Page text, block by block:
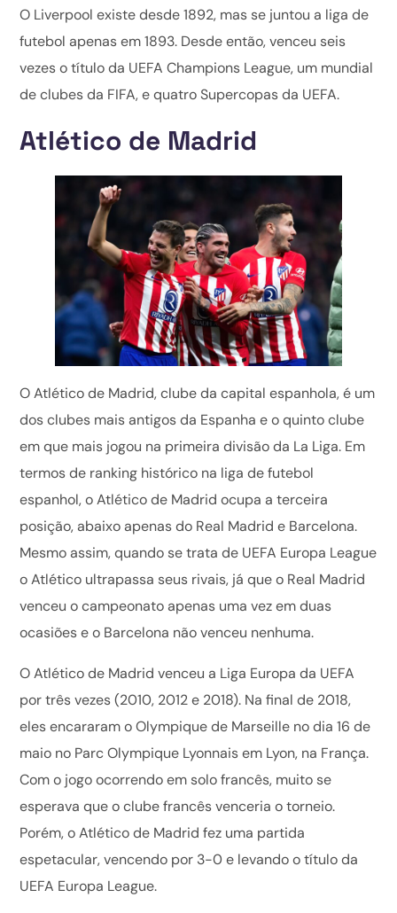
O Liverpool existe desde 1892, mas se juntou a liga de
futebol apenas em 1893. Desde então, venceu seis
vezes o título da UEFA Champions League, um mundial
de clubes da FIFA, e quatro Supercopas da UEFA.
Atlético de Madrid
O Atlético de Madrid, clube da capital espanhola, é um
dos clubes mais antigos da Espanha e o quinto clube
em que mais jogou na primeira divisão da La Liga. Em
termos de ranking histórico na liga de futebol
espanhol, o Atlético de Madrid ocupa a terceira
posição, abaixo apenas do Real Madrid e Barcelona.
Mesmo assim, quando se trata de UEFA Europa League
o Atlético ultrapassa seus rivais, já que o Real Madrid
venceu o campeonato apenas uma vez em duas
ocasiões e o Barcelona não venceu nenhuma.
O Atlético de Madrid venceu a Liga Europa da UEFA
por três vezes (2010, 2012 e 2018). Na final de 2018,
eles encararam o Olympique de Marseille no dia 16 de
maio no Parc Olympique Lyonnais em Lyon, na França.
Com o jogo ocorrendo em solo francês, muito se
esperava que o clube francês venceria o torneio.
Porém, o Atlético de Madrid fez uma partida
espetacular, vencendo por 3-0 e levando o título da
UEFA Europa League.